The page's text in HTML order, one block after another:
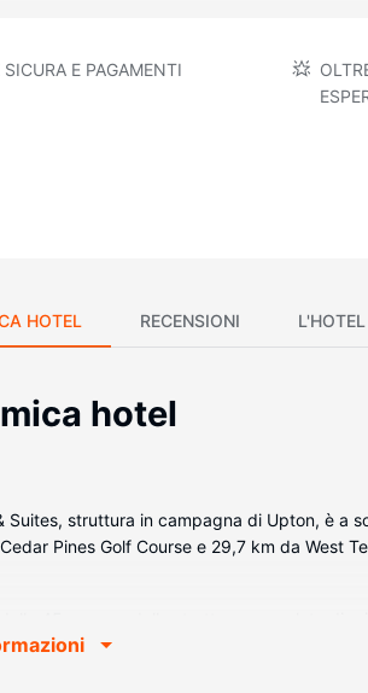
E PAGAMENTI
HOTEL RECENSIONI
hotel
Suites, struttura in campagna di Upton, è a
Pines Golf Course e 29,7 km da West
Il Wi-Fi gratuito ti consente di restare in